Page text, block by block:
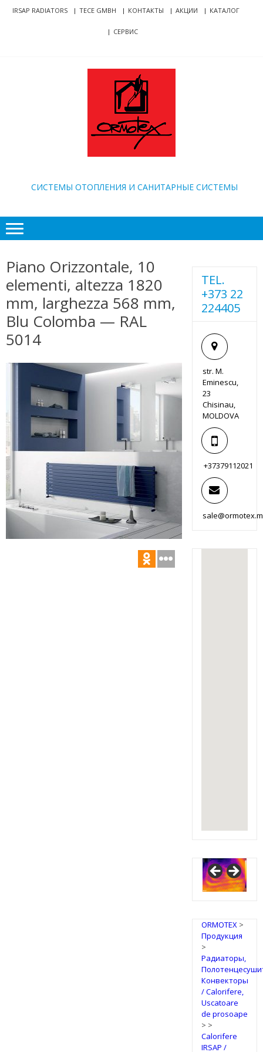
Skip
SkipIRSAP RADIATORS TECE GMBH КОНТАКТЫ АКЦИИ КАТАЛОГ
СЕРВИС
CИСТЕМЫ ОТОПЛЕНИЯ И САНИТАРНЫЕ СИСТЕМЫ
Piano Orizzontale, 10
elementi, altezza 1820
mm, larghezza 568 mm,
Blu Colomba — RAL
5014
TEL.
+373 22
224405
str. M.
Eminescu,
23
Chisinau,
MOLDOVA
+37379112021
ORMOTEX>
Продукция
>
Радиаторы,
Конвекторы
/ Calorifere,
Uscatoare
de prosoape
> >
Calorifere
IRSAP /